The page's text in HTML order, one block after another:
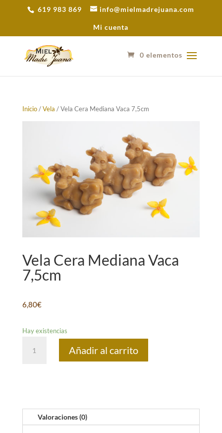
619 983 869 info@mielmadrejuana.com
Mi cuenta
0 elementos
Inicio/Vela / Vela Cera Mediana Vaca 7,5cm
Vela Cera Mediana Vaca
7,5cm
6,80€
Hay existencias
Cera
Añadir al carrito
Valoraciones (0)